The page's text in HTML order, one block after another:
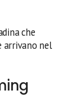
che
arrivano nel